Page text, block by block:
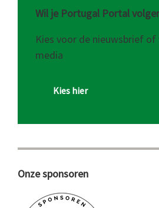
Wil je Portugal Portal
Kies voor de nieuwsbrief
media
Kies hier
Onze sponsoren